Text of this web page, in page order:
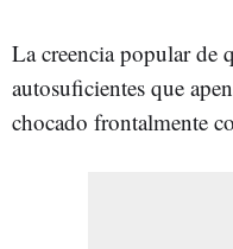
La creencia popular de
autosuficientes que
chocado frontalmente